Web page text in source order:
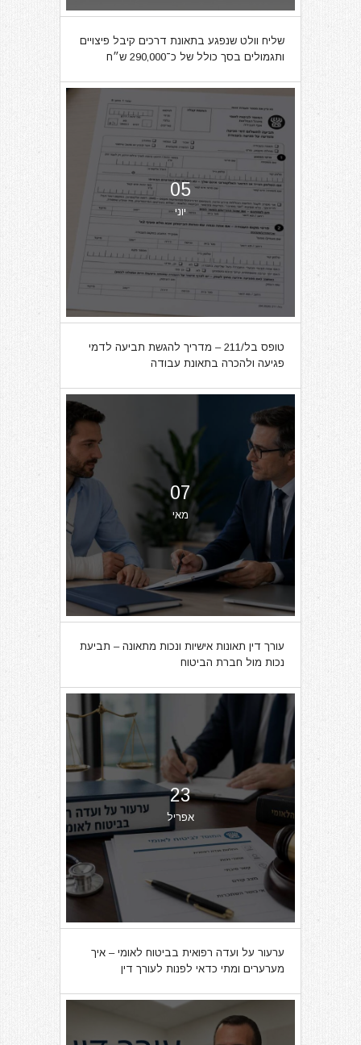
שליח וולט שנפגע בתאונת דרכים קיבל פיצויים
ותגמולים בסך כולל של כ־290,000 ש״ח
05
יוני
טופס בל/211 – מדריך להגשת תביעה לדמי
פגיעה ולהכרה בתאונת עבודה
07
מאי
עורך דין תאונות אישיות ונכות מתאונה – תביעת
נכות מול חברת הביטוח
23
אפריל
ערעור על ועדה רפואית בביטוח לאומי – איך
מערערים ומתי כדאי לפנות לעורך דין